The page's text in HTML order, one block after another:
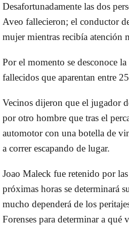
Desafortunadamente las dos
Aveo fallecieron; el conductor
mujer mientras recibía atención
Por el momento se desconoce
fallecidos que aparentan entre
Vecinos dijeron que el jugador
por otro hombre que tras el
automotor con una botella de
a correr escapando de lugar.
Joao Maleck fue retenido por
próximas horas se determinará
mucho dependerá de los
Forenses para determinar a qué